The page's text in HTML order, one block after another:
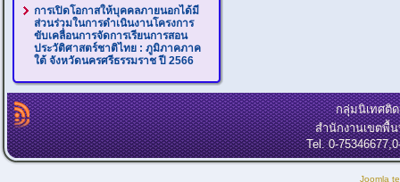
การเปิดโอกาสให้บุคคลภายนอกได้มี
ส่วนร่วมในการดำเนินงานโครงการ
ขับเคลื่อนการจัดการเรียนการสอน
ประวัติศาสตร์ชาติไทย : ภูมิภาคภาค
ใต้ จังหวัดนครศรีธรรมราช ปี 2566
กลุ่มนิเทศติ
สำนักงานเขตพื้
Tel. 0-
Joomla